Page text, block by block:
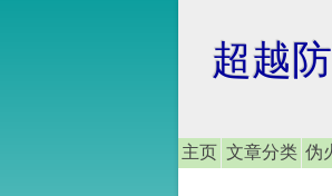
超越
主页 文章分类 伪